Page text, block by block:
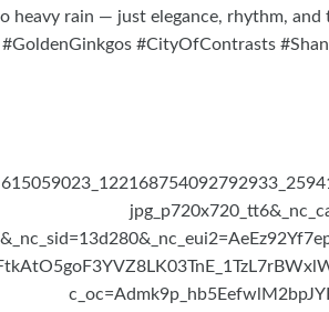
heavy rain — just elegance, rhythm,
#CityOfContrasts